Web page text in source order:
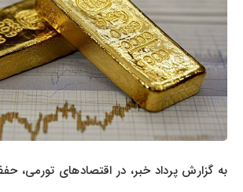
به گزارش پرداد خبر، در اقتصادهای تورمی، حفظ